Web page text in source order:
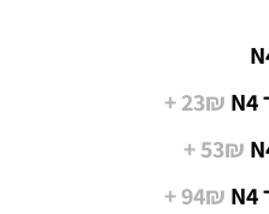
23₪ +
53₪ +
94₪ +